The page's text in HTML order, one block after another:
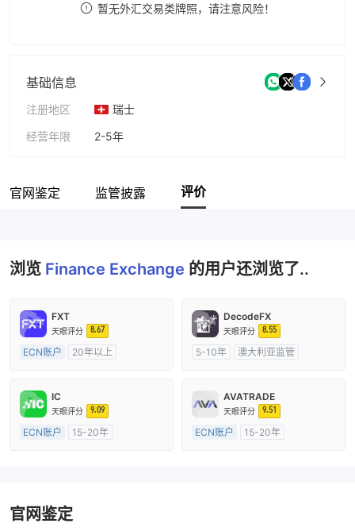
暂无外汇交易类牌照，请注意风险！
基础信息
注册地区
瑞士
经营年限
2-5年
官网鉴定 监管披露 评价
浏览 Finance Exchange 的用户还浏览了..
FXT
天眼评分 8.67
ECN账户
20年以上
主标MT4
DecodeFX
天眼评分 8.55
5-10年
澳大利亚监管
IC
天眼评分 9.09
ECN账户
15-20年
AVATRADE
天眼评分 9.51
ECN账户
15-20年
官网鉴定